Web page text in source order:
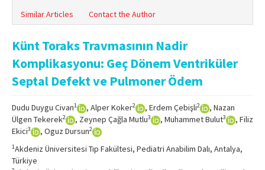
Online First
Archive
Search Articles
Similar Articles
Contact the Author
Künt Toraks Travmasının Nadir
Komplikasyonu: Geç Dönem Ventriküler
Septal Defekt ve Pulmoner Ödem
Dudu Duygu Civan1 , Alper Koker2 , Erdem Çebişli2
, Nazan
Ülgen Tekerek2 , Zeynep Çağla Mutlu3 , Muhammet Bulut3
, Filiz
Ekici3 , Oguz Dursun2
1Akdeniz Üniversitesi Tıp Fakültesi, Pediatri Anabilim Dalı, Antalya,
Türkiye